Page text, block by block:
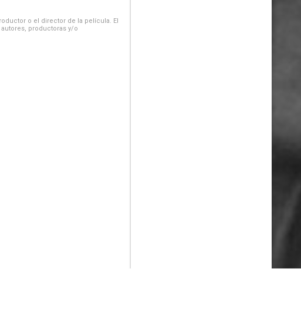
o el director de la película. El
productoras y/o